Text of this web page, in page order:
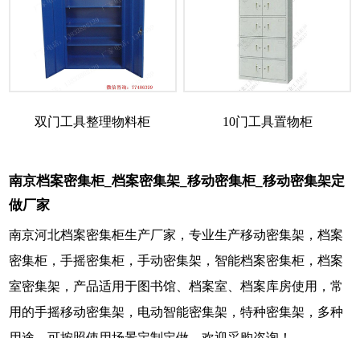
双门工具整理物料柜 10门工具置物柜
南京档案密集柜_档案密集架_移动密集柜_移动密集架定
做厂家
南京河北档案密集柜生产厂家，专业生产移动密集架，档案
密集柜，手摇密集柜，手动密集架，智能档案密集柜，档案
室密集架，产品适用于图书馆、档案室、档案库房使用，常
用的手摇移动密集架，电动智能密集架，特种密集架，多种